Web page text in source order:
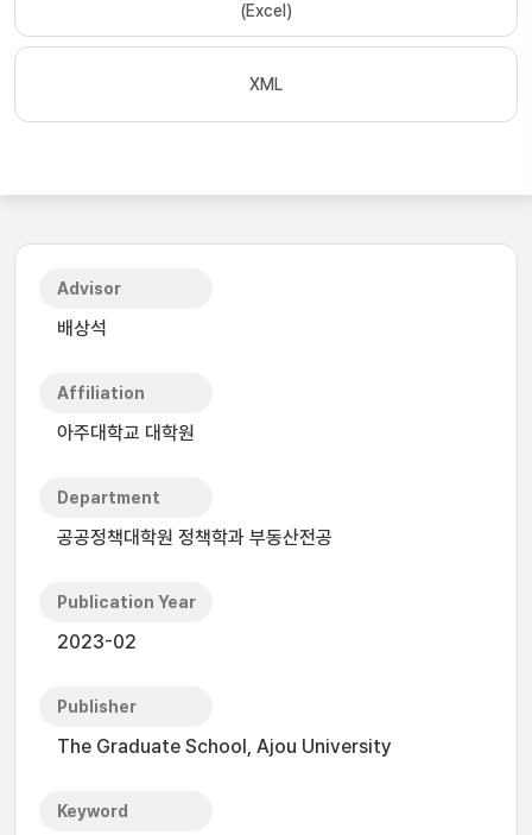
(Excel)
XML
Advisor
배상석
Affiliation
아주대학교 대학원
Department
공공정책대학원 정책학과 부동산전공
Publication Year
2023-02
Publisher
The Graduate School, Ajou University
Keyword